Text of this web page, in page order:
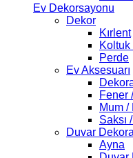
Ev Dekorsayonu
Dekor
Kırlent
Koltuk
Perde
Ev Aksesuarı
Fener
Mum /
Saksı
Duvar
Ayna